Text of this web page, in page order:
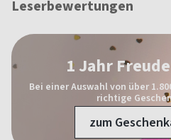
Leserbewertungen
1 Jahr
Bei einer Auswahl von über
richtige
zum